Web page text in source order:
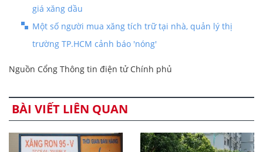
giá xăng dầu
Một số người mua xăng tích trữ tại nhà, quản lý thị
trường TP.HCM cảnh báo 'nóng'
Nguồn Cổng Thông tin điện tử Chính phủ
BÀI VIẾT LIÊN QUAN